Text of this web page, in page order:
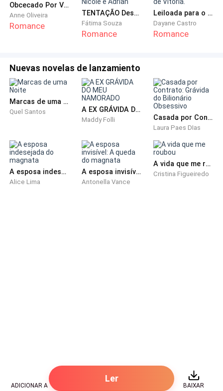
juntar poucas coisas que eu possuía e não queria
perder, sai rapidamente daquela casa deixando tudo
para trás, deixando uma vida de sofrimento para trás,
Preciso sumir, ficar invisível e nunca mais voltar.
Obcecado Por Você
Anne Oliveira
Romance
TENTAÇÃO Desejo Ardente Nicole e Adrian
Fátima Souza
Romance
Leiloada para o mestre - A história de Vitória.
Dayane Castro
Romance
Nuevas novelas de lanzamiento
Marcas de uma Noite
Quel Santos A EX GRÁVIDA DO MEU NAMORADO
Maddy Folli Casada por Contrato: Grávida do Bilionário Obsessivo
Laura Paes DIas
A esposa indesejada do magnata
Alice Lima
A esposa invisível: A queda do magnata
Antonella Vance
A vida que me roubou
Cristina Figueiredo
ADICIONAR A
Ler
BAIXAR